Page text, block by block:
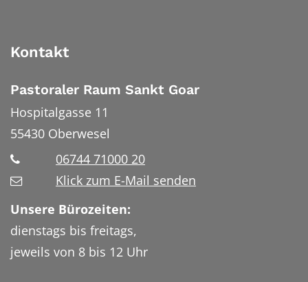
Kontakt
Pastoraler Raum Sankt Goar
Hospitalgasse 11
55430 Oberwesel
06744 71000 20
Klick zum E-Mail senden
Unsere Bürozeiten:
dienstags bis freitags,
jeweils von 8 bis 12 Uhr